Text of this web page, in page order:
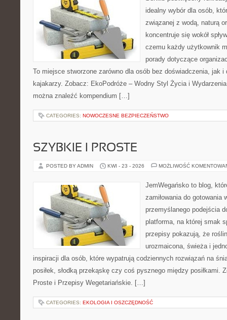
idealny wybór dla osób,
związanej z wodą, naturą
koncentruje się wokół
czemu każdy użytkownik
porady dotyczące
To miejsce stworzone zarówno dla osób bez doświadczenia, jak i
kajakarzy. Zobacz: EkoPodróże – Wodny Styl Życia i
można znaleźć kompendium […]
CATEGORIES: NOWOCZESNE BEZPIECZEŃSTWO
SZYBKIE I PROSTE
POSTED BY ADMIN KWI - 23 - 2026 MOŻLIWOŚĆ
JemWegańsko to blog,
zamiłowania do gotowania
przemyślanego podejścia
platforma, na której smak
przepisy pokazują, że
urozmaicona, świeża i
inspiracji dla osób, które wypatrują codziennych rozwiązań na
posiłek, słodką przekąskę czy coś pysznego między posiłkami.
Proste i Przepisy Wegetariańskie. […]
CATEGORIES: EKOLOGIA I OSZCZĘDNOŚĆ